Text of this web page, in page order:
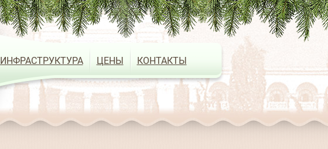
ИНФРАСТРУКТУРА ЦЕНЫ КОНТАКТЫ